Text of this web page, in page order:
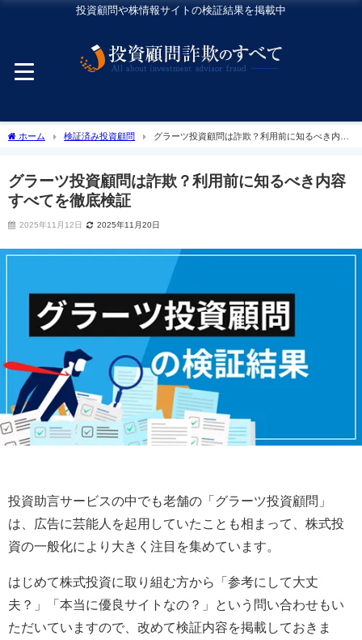
投資顧問や株情報サイトの検証結果を掲載中
ホーム 検証済み投資顧問
グラーツ投資顧問は詐欺？利用前に知るべき内容
グラーツ投資顧問は詐欺？利用前に知るべき内容
すべてを徹底検証
2025年11月12日 2025年11月20日
投資助言サービスの中でも老舗の「グラーツ投資顧問」
は、広告に芸能人を起用していたことも相まって、株式投
資の一般化により大きく注目を集めています。
はじめて株式投資に取り組む方から「参考にして大丈
夫？」「本当に優良サイトなの？」という問い合わせもい
ただいていますので、改めて検証内容を掲載しておきま